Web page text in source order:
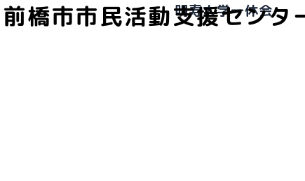
前橋市市民活動支援センタ
明寿大学一休会